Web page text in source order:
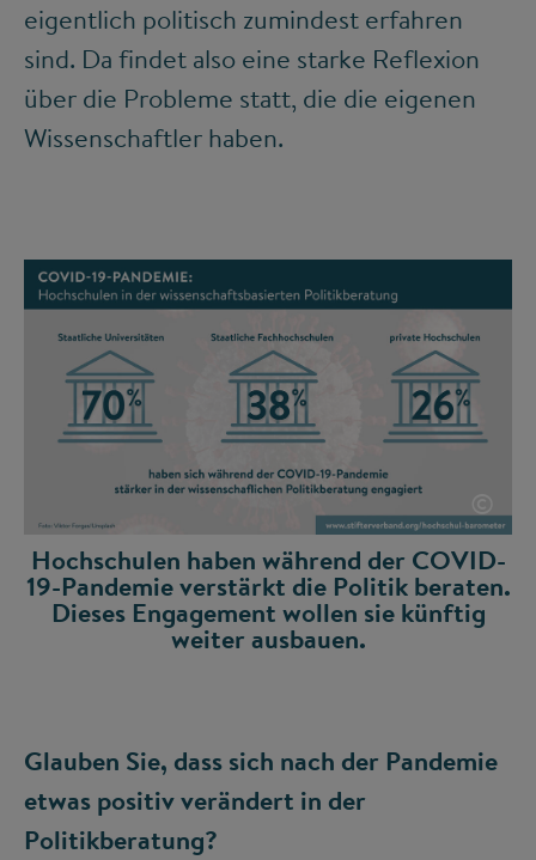
eigentlich politisch zumindest erfahren
sind. Da findet also eine starke Reflexion
über die Probleme statt, die die eigenen
Wissenschaftler haben.
Hochschulen haben während der COVID-
19-Pandemie verstärkt die Politik beraten.
Dieses Engagement wollen sie künftig
weiter ausbauen.
©
Glauben Sie, dass sich nach der Pandemie
etwas positiv verändert in der
Politikberatung?